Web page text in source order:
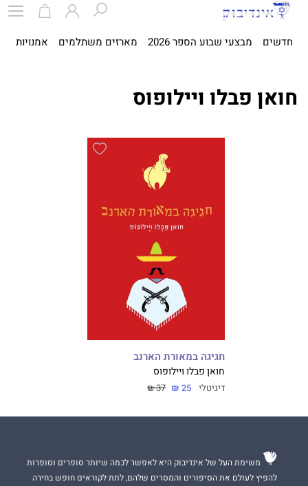
חדשים מבצעי שבוע הספר 2026 מארזים משתלמים אמנויות
חואן פבלו ויילופוס
חגיגה במאורת הארנב
חואן פבלו ויילופוס
דיגיטלי 25 ₪
37 ₪
משימת העל של אינדיבוק היא לאפשר לכמה שיותר סופרים וסופרות
להפיץ לעולם את הסיפורים והמסרים שלהם, לתת לקוראים חופש בחירה